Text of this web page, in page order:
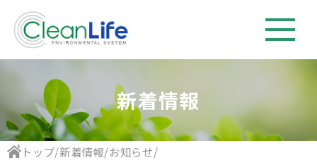
新着情報
トップ/新着情報/お知らせ/